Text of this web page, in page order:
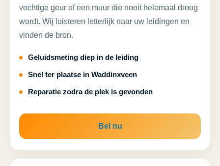
vochtige geur of een muur die nooit helemaal droog
wordt. Wij luisteren letterlijk naar uw leidingen en
vinden de bron.
Geluidsmeting diep in de leiding
Snel ter plaatse in Waddinxveen
Reparatie zodra de plek is gevonden
Bel nu